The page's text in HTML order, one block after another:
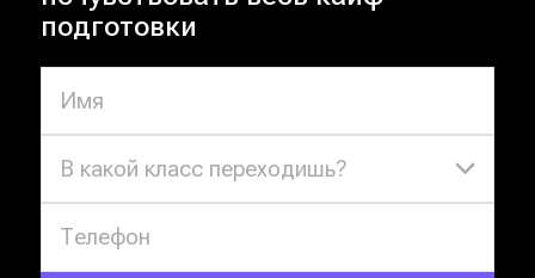
В какой класс переходишь?
подготовки